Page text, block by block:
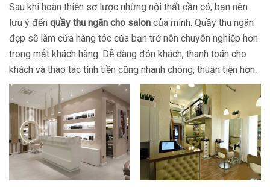
Sau khi hoàn thiện sơ lược những nội thất cần có, bạn nên
lưu ý đến quầy thu ngân cho salon của mình. Quầy thu ngân
đẹp sẽ làm cửa hàng tóc của bạn trở nên chuyên nghiệp hơn
trong mắt khách hàng. Dễ dàng đón khách, thanh toán cho
khách và thao tác tính tiền cũng nhanh chóng, thuận tiện hơn.